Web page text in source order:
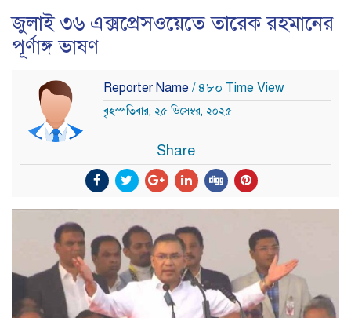
জুলাই ৩৬ এক্সপ্রেসওয়েতে তারেক রহমানের
পূর্ণাঙ্গ ভাষণ
Reporter Name / ৪৮০ Time View
বৃহস্পতিবার, ২৫ ডিসেম্বর, ২০২৫
Share